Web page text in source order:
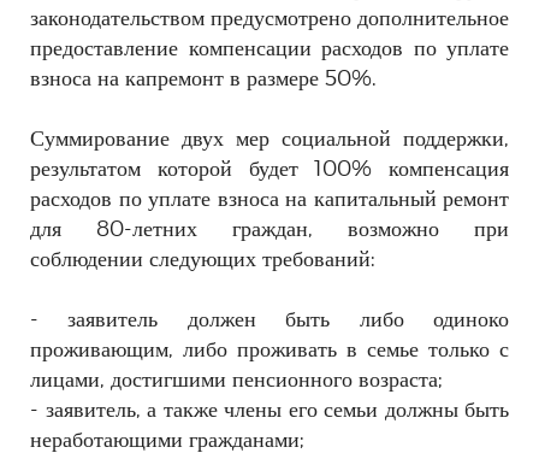
законодательством предусмотрено дополнительное
предоставление компенсации расходов по уплате
взноса на капремонт в размере 50%.
Суммирование двух мер социальной поддержки,
результатом которой будет 100% компенсация
расходов по уплате взноса на капитальный ремонт
для 80-летних граждан, возможно при
соблюдении следующих требований:
- заявитель должен быть либо одиноко
проживающим, либо проживать в семье только с
лицами, достигшими пенсионного возраста;
- заявитель, а также члены его семьи должны быть
неработающими гражданами;